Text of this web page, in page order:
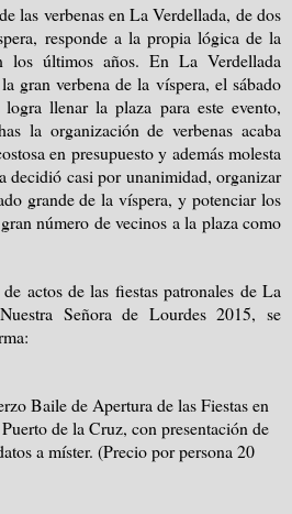
las verbenas en La Verdellada, de dos
responde a la propia lógica de la
los últimos años. En La Verdellada
gran verbena de la víspera, el sábado
llenar la plaza para este evento,
la organización de verbenas acaba
en presupuesto y además molesta
decidió casi por unanimidad, organizar
grande de la víspera, y potenciar los
número de vecinos a la plaza como
actos de las fiestas patronales de La
Señora de Lourdes 2015, se
Baile de Apertura de las Fiestas en
de la Cruz, con presentación de
a míster. (Precio por persona 20